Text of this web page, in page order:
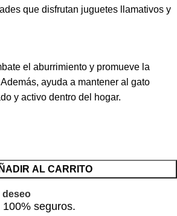
que disfrutan juguetes llamativos y
el aburrimiento y promueve la
ayuda a mantener al gato
y activo dentro del hogar.
AL CARRITO
deseo
seguros.